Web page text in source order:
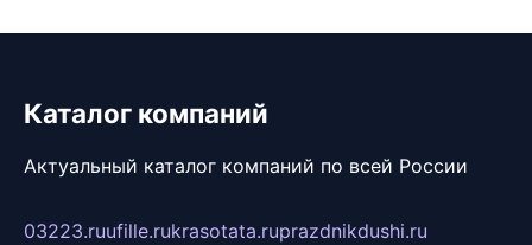
Каталог компаний
Актуальный каталог компаний по всей России
03223.ruufille.rukrasotata.ruprazdnikdushi.ru